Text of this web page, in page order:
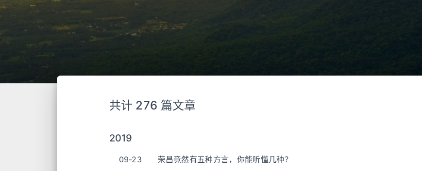
共计 276 篇文章
2019
09-23 荣昌竟然有五种方言，你能听懂几种？